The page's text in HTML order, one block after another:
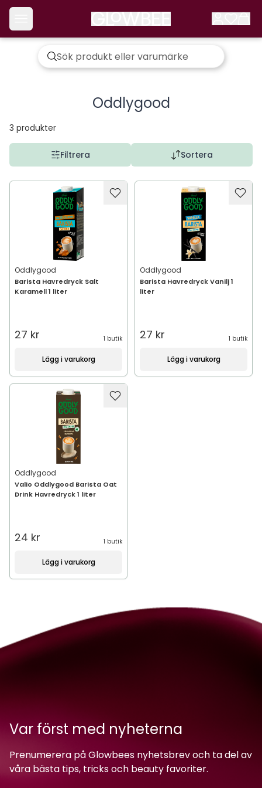
Oddlygood
3 produkter
Filtrera Sortera
Oddlygood
Barista Havredryck Salt
Karamell 1 liter
27 kr 1 butik
Lägg i varukorg
Oddlygood
Barista Havredryck Vanilj 1
liter
27 kr 1 butik
Lägg i varukorg
Oddlygood
Valio Oddlygood Barista Oat
Drink Havredryck 1 liter
24 kr 1 butik
Lägg i varukorg
Var först med nyheterna
Prenumerera på Glowbees nyhetsbrev och ta del av
våra bästa tips, tricks och beauty favoriter.